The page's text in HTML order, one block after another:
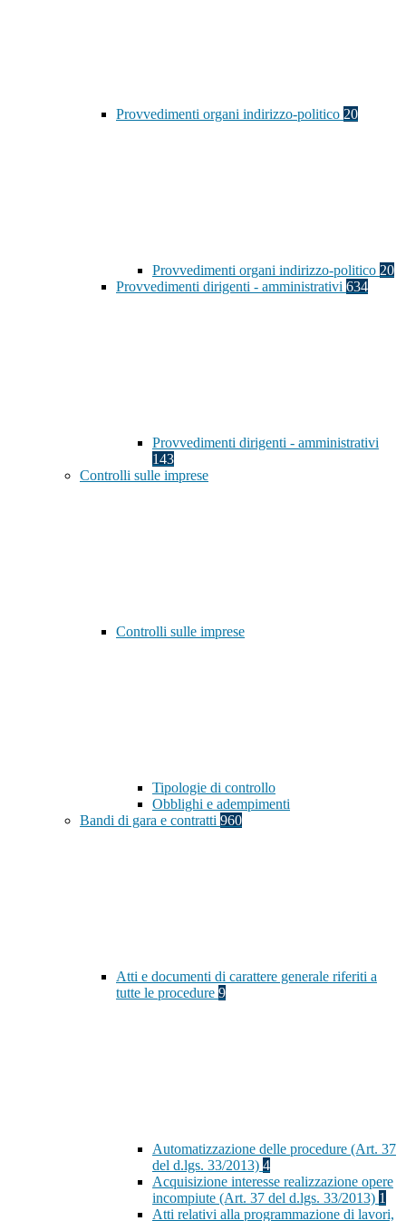
Provvedimenti organi indirizzo-politico 20
Provvedimenti organi indirizzo-politico 20
Provvedimenti dirigenti - amministrativi 634
Provvedimenti dirigenti - amministrativi
143
Controlli sulle imprese
Controlli sulle imprese
Tipologie di controllo
Obblighi e adempimenti
Bandi di gara e contratti 960
Atti e documenti di carattere generale riferiti a
tutte le procedure 9
Automatizzazione delle procedure (Art. 37
del d.lgs. 33/2013) 4
Acquisizione interesse realizzazione opere
incompiute (Art. 37 del d.lgs. 33/2013) 1
Atti relativi alla programmazione di lavori,